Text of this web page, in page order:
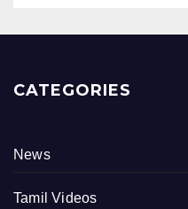
CATEGORIES
News
Tamil Videos